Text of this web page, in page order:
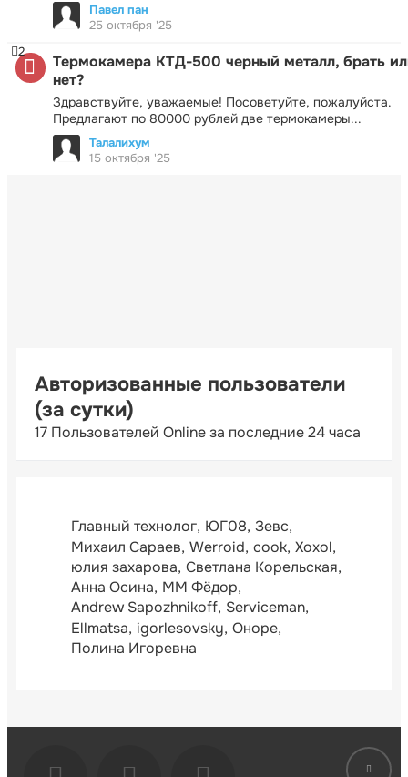
Павел пан
25 октября '25
Термокамера КТД-500 черный металл, брать
нет?
Здравствуйте, уважаемые! Посоветуйте, пожалуйста.
Предлагают по 80000 рублей две термокамеры...
2
Талалихум
15 октября '25
Авторизованные пользователи
(за сутки)
17 Пользователей Online за последние 24 часа
Главный технолог ЮГ08 Зевс
Михаил Сараев Werroid cook Xoxol
юлия захарова Светлана Корельская
Анна Осина ММ Фёдор
Andrew Sapozhnikoff Serviceman
Ellmatsa igorlesovsky Оноре
Полина Игоревна